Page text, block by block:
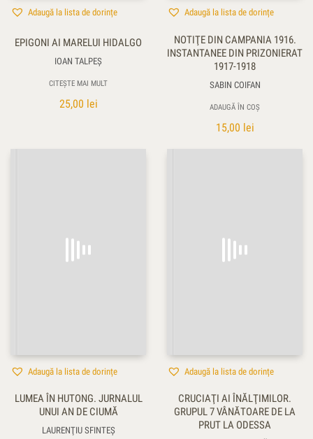
Adaugă la lista de dorințe
EPIGONI AI MARELUI HIDALGO
IOAN TALPEŞ
CITEȘTE MAI MULT
25,00 lei
Adaugă la lista de dorințe
NOTIŢE DIN CAMPANIA 1916.
INSTANTANEE DIN PRIZONIERAT
1917-1918
SABIN COIFAN
ADAUGĂ ÎN COȘ
15,00 lei
Adaugă la lista de dorințe
LUMEA ÎN HUTONG. JURNALUL
UNUI AN DE CIUMĂ
LAURENŢIU SFINTEȘ
Adaugă la lista de dorințe
CRUCIAŢI AI ÎNĂLŢIMILOR.
GRUPUL 7 VÂNĂTOARE DE LA
PRUT LA ODESSA